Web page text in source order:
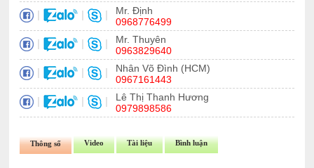
| | |
Mr. Định
0968776499
| | |
Mr. Thuyên
0963829640
| | |
Nhân Võ Đình (HCM)
0967161443
| | |
Lê Thị Thanh Hương
0979898586
Thông số Video Tài liệu Bình luận